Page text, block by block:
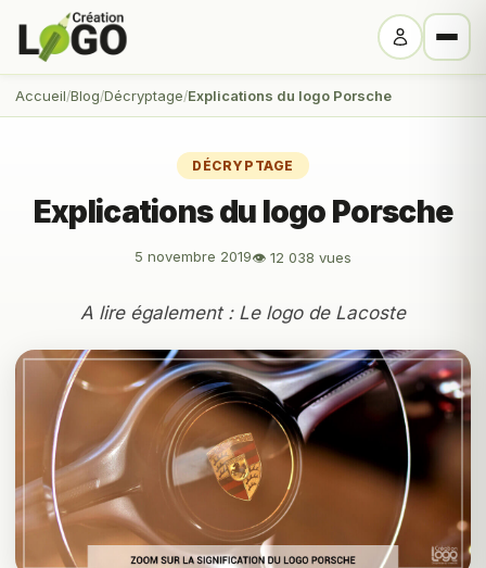
Accueil Blog Décryptage Explications du logo Porsche
DÉCRYPTAGE
Explications du logo Porsche
5 novembre 2019👁 12 038 vues
A lire également : Le logo de Lacoste